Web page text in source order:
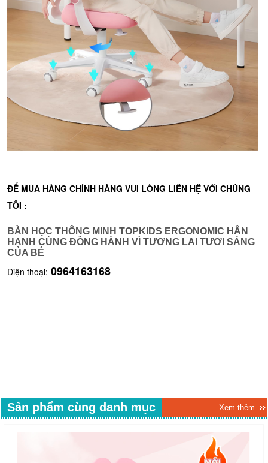
ĐỂ MUA HÀNG CHÍNH HÀNG VUI LÒNG LIÊN HỆ VỚI CHÚNG
TÔI :
BÀN HỌC THÔNG MINH TOPKIDS ERGONOMIC HÂN
HẠNH CÙNG ĐỒNG HÀNH VÌ TƯƠNG LAI TƯƠI SÁNG
CỦA BÉ
Điện thoại: 0964163168
Sản phẩm cùng danh mục Xem thêm